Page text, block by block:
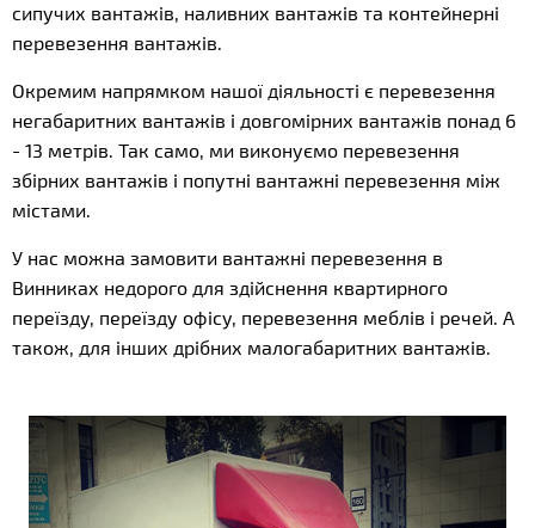
сипучих вантажів, наливних вантажів та контейнерні
перевезення вантажів.
Окремим напрямком нашої діяльності є перевезення
негабаритних вантажів і довгомірних вантажів понад 6
- 13 метрів. Так само, ми виконуємо перевезення
збірних вантажів і попутні вантажні перевезення між
містами.
У нас можна замовити вантажні перевезення в
Винниках недорого для здійснення квартирного
переїзду, переїзду офісу, перевезення меблів і речей. А
також, для інших дрібних малогабаритних вантажів.